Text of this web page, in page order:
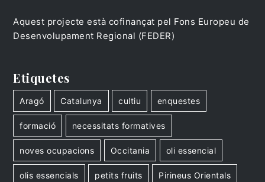
Aquest projecte està cofinançat pel Fons Europeu de
Desenvolupament Regional (FEDER)
Etiquetes
Aragó Catalunya cultiu enquestes
formació necessitats formatives
noves ocupacions Occitania oli essencial
olis essencials petits fruits Pirineus Orientals